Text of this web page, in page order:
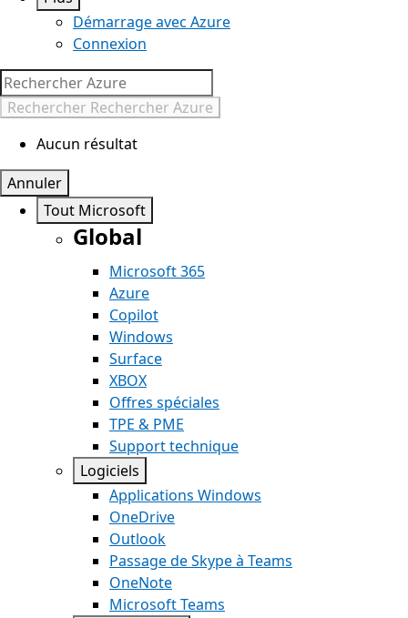
Démarrage avec Azure
Connexion
Rechercher Rechercher Azure
Aucun résultat
Annuler
Tout Microsoft
Global
Microsoft 365
Azure
Copilot
Windows
Surface
XBOX
Offres spéciales
TPE & PME
Support technique
Logiciels
Applications Windows
OneDrive
Outlook
Passage de Skype à Teams
OneNote
Microsoft Teams